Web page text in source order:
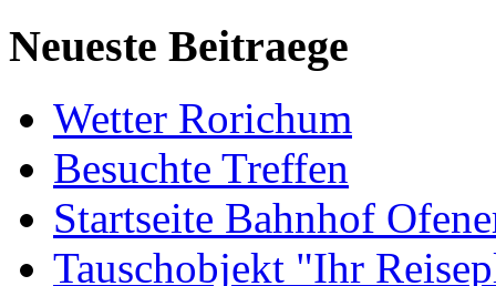
Neueste Beitraege
Wetter Rorichum
Besuchte Treffen
Startseite Bahnhof
Tauschobjekt "Ihr